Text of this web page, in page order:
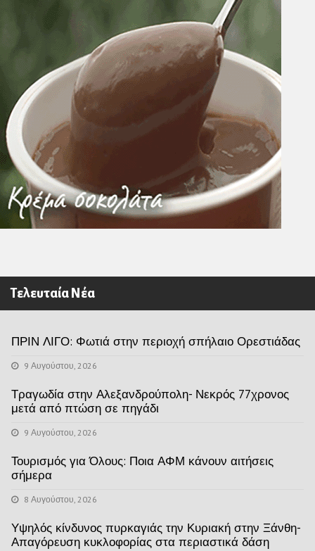
Τελευταία Νέα
ΠΡΙΝ ΛΙΓΟ: Φωτιά στην περιοχή σπήλαιο Ορεστιάδας
9 Αυγούστου, 2026
Τραγωδία στην Αλεξανδρούπολη- Νεκρός 77χρονος
μετά από πτώση σε πηγάδι
9 Αυγούστου, 2026
Τουρισμός για Όλους: Ποια ΑΦΜ κάνουν αιτήσεις
σήμερα
8 Αυγούστου, 2026
Υψηλός κίνδυνος πυρκαγιάς την Κυριακή στην Ξάνθη-
Απαγόρευση κυκλοφορίας στα περιαστικά δάση